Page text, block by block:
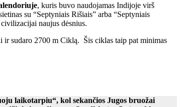
, kuris buvo naudojamas Indijoje virš
su “Septyniais Rišiais” arba “Septyniais
naujus dėsnius.
sudaro 2700 m Ciklą. Šis ciklas taip pat minimas
laikotarpiu“, kol sekančios Jugos bruožai